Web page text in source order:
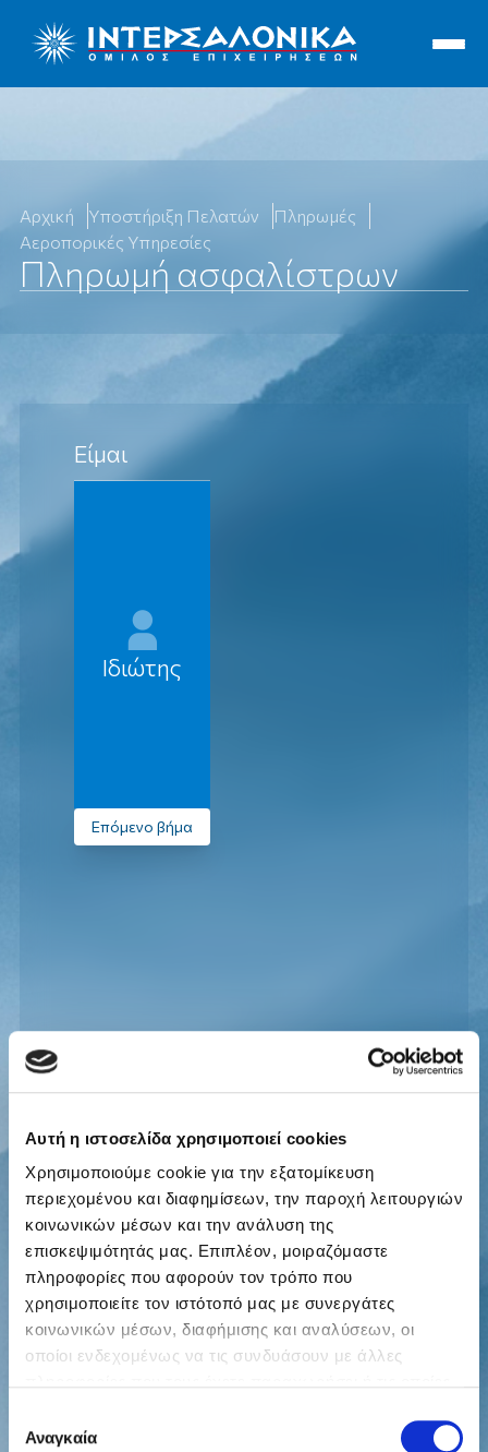
Αυτή η ιστοσελίδα χρησιμοποιεί cookies
Χρησιμοποιούμε cookie για την εξατομίκευση
περιεχομένου και διαφημίσεων, την παροχή λειτουργιών
κοινωνικών μέσων και την ανάλυση της
επισκεψιμότητάς μας. Επιπλέον, μοιραζόμαστε
πληροφορίες που αφορούν τον τρόπο που
χρησιμοποιείτε τον ιστότοπό μας με συνεργάτες
κοινωνικών μέσων, διαφήμισης και αναλύσεων, οι
οποίοι ενδεχομένως να τις συνδυάσουν με άλλες
των υπηρεσιών τους.
συγκατάθεσης
Αναγκαία
Ιντερσαλόνικα
Αρχική Υποστήριξη Πελατών
Πληρωμές
Αεροπορικές Υπηρεσίες
Πληρωμή ασφαλίστρων
Είμαι
Ιδιώτης
Επόμενο βήμα